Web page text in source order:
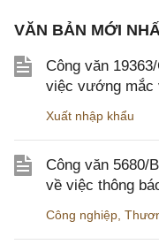
VĂN BẢN MỚI
Công văn
việc vướng mắc
Xuất nhập khẩu
Công văn 5680/
về việc thông
Công nghiệp